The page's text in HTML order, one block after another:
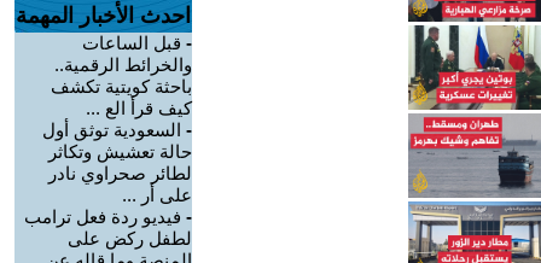
احدث الأخبار المهمة
- قبل الساعات
والخرائط الرقمية..
باحثة كويتية تكشف
كيف قرأ الع ...
- السعودية توثق أول
حالة تعشيش وتكاثر
لطائر صحراوي نادر
على أر ...
- فيديو ردة فعل ترامب
لطفل ركض على